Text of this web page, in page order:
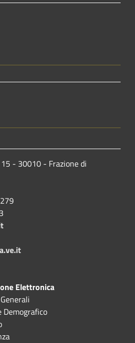
15 - 30010 - Frazione di
Elettronica
Demografico